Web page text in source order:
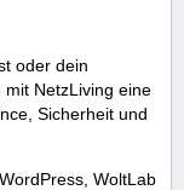
oder dein
NetzLiving eine
Sicherheit und
WoltLab